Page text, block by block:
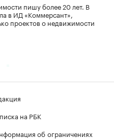
пишу более 20 лет. В
в ИД «Коммерсант»,
проектов о недвижимости
на РБК
об ограничениях